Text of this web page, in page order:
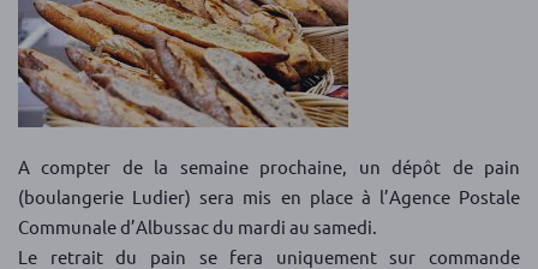
A compter de la semaine prochaine, un dépôt de pain
(boulangerie Ludier) sera mis en place à l’Agence Postale
Communale d’Albussac du mardi au samedi.
Le retrait du pain se fera uniquement sur commande